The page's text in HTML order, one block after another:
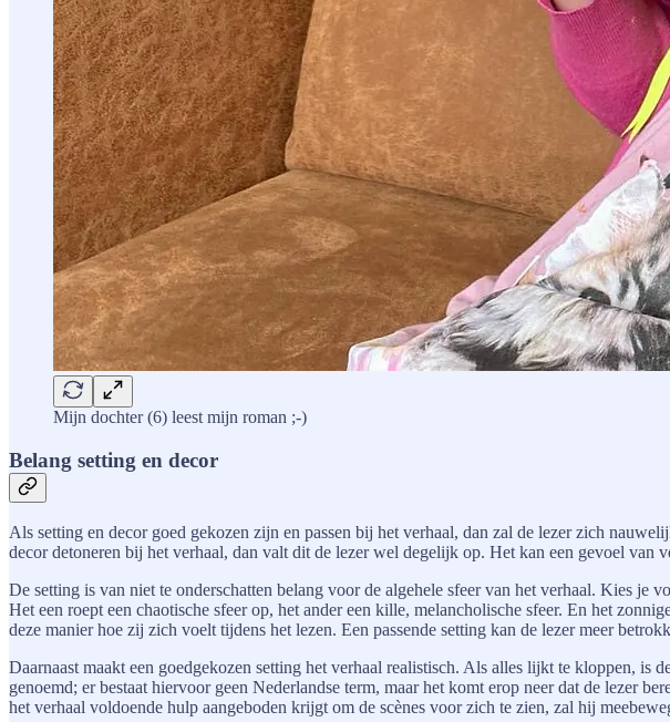
Mijn dochter (6) leest mijn roman ;-)
Belang setting en decor
Als setting en decor goed gekozen zijn en passen bij het verhaal, dan zal de lezer zich
decor detoneren bij het verhaal, dan valt dit de lezer wel degelijk op. Het kan een gevoel van
De setting is van niet te onderschatten belang voor de algehele sfeer van het verhaal. Kies
Het een roept een chaotische sfeer op, het ander een kille, melancholische sfeer. En het
deze manier hoe zij zich voelt tijdens het lezen. Een passende setting kan de lezer meer
Daarnaast maakt een goedgekozen setting het verhaal realistisch. Als alles lijkt te kloppen,
genoemd; er bestaat hiervoor geen Nederlandse term, maar het komt erop neer dat de lezer
het verhaal voldoende hulp aangeboden krijgt om de scènes voor zich te zien, zal hij